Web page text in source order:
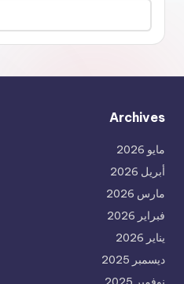
Archives
مايو 2026
أبريل 2026
مارس 2026
فبراير 2026
يناير 2026
ديسمبر 2025